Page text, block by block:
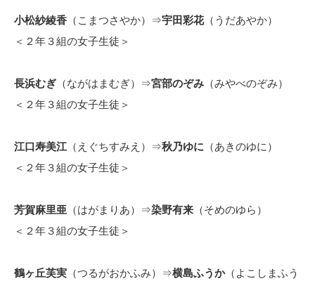
小松紗綾香 （こまつさやか）⇒宇田彩花（うだあやか）
＜２年３組の女子生徒＞
長浜むぎ （ながはまむぎ）⇒宮部のぞみ （みやべのぞみ）
＜２年３組の女子生徒＞
江口寿美江 （えぐちすみえ）⇒秋乃ゆに （あきのゆに）
＜２年３組の女子生徒＞
芳賀麻里亜 （はがまりあ）⇒染野有来 （そめのゆら）
＜２年３組の女子生徒＞
鶴ヶ丘芙実 （つるがおかふみ）⇒横島ふうか（よこしまふう